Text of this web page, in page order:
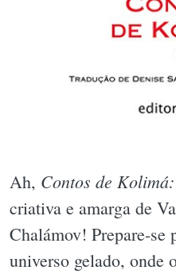
Ah, Contos de
criativa e amarga de
Chalámov! Prepare-se
universo gelado, onde